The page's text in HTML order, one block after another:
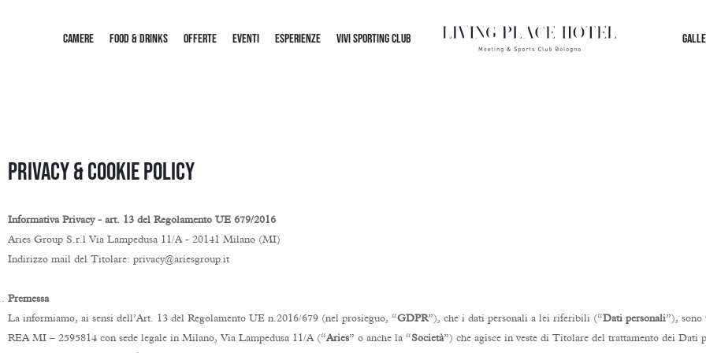
CAMERE FOOD & DRINKS OFFERTE EVENTI ESPERIENZE VIVI SPORTING CLUB
PRIVACY & COOKIE POLICY
Informativa Privacy - art. 13 del Regolamento UE 679/2016
Aries Group S.r.l Via Lampedusa 11/A - 20141 Milano (MI)
Indirizzo mail del Titolare: privacy@ariesgroup.it
Premessa
La informiamo, ai sensi dell’Art. 13 del Regolamento UE n.2016/679 (nel prosieguo, “GDPR”), che i dati personali a lei riferibili (“Dati personali”), sono
REA MI – 2595814 con sede legale in Milano, Via Lampedusa 11/A (“Aries” o anche la “Società”) che agisce in veste di Titolare del trattamento dei Dati